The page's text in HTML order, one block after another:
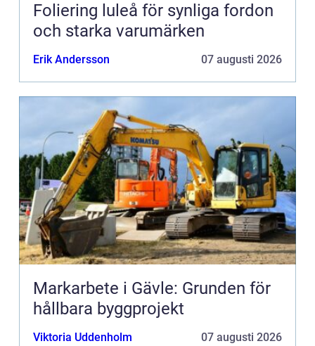
Foliering luleå för synliga fordon
och starka varumärken
Erik Andersson 07 augusti 2026
Markarbete i Gävle: Grunden för
hållbara byggprojekt
Viktoria Uddenholm 07 augusti 2026